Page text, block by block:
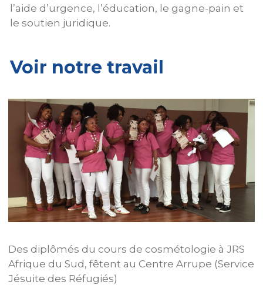
l’aide d’urgence, l’éducation, le gagne-pain et
le soutien juridique.
Voir notre travail
Des diplômés du cours de cosmétologie à JRS
Afrique du Sud, fêtent au Centre Arrupe (Service
Jésuite des Réfugiés)